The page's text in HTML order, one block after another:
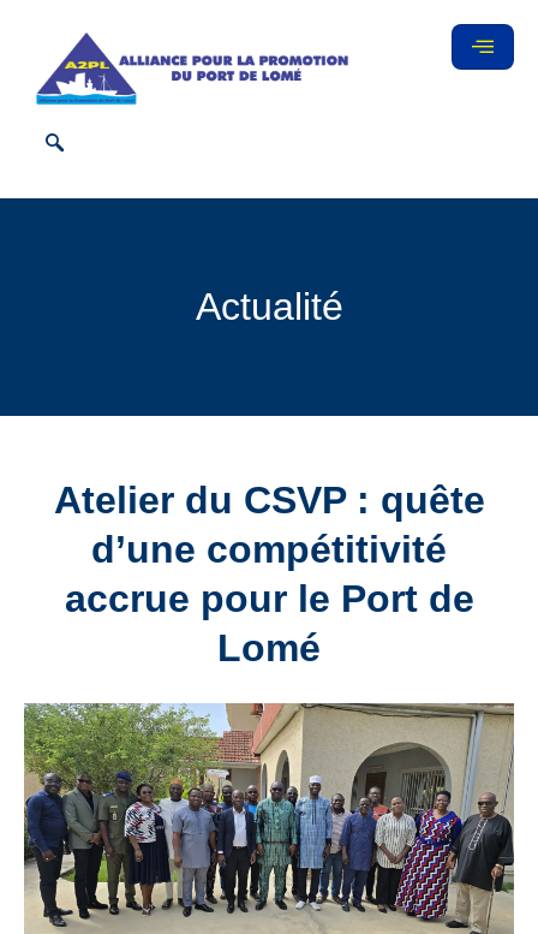
Actualité
Atelier du CSVP : quête
d’une compétitivité
accrue pour le Port de
Lomé